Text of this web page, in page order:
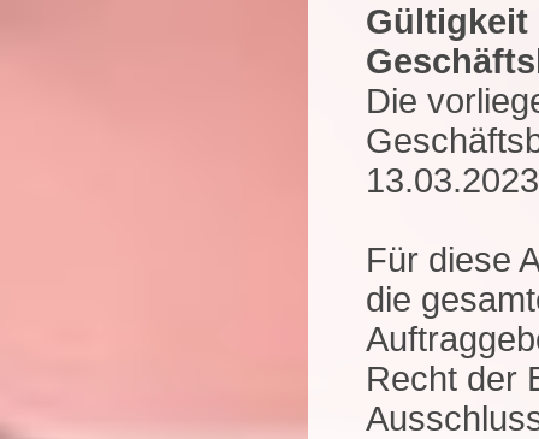
Gültigkeit
Die
Für diese
die
Recht der